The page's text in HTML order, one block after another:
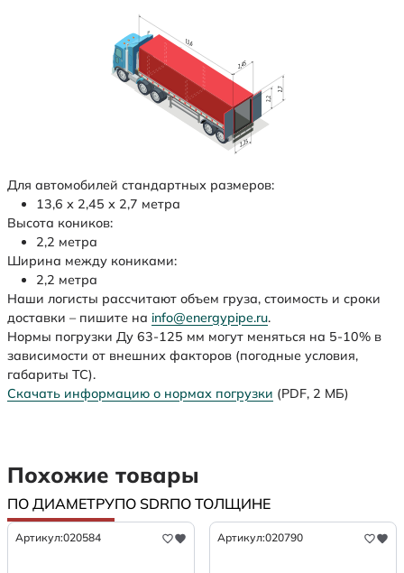
Для автомобилей стандартных размеров:
13,6 х 2,45 х 2,7 метра
Высота коников:
2,2 метра
Ширина между кониками:
2,2 метра
Наши логисты рассчитают объем груза, стоимость и сроки
доставки – пишите на info@energypipe.ru.
Нормы погрузки Ду 63-125 мм могут меняться на 5-10% в
зависимости от внешних факторов (погодные условия,
габариты ТС).
Скачать информацию о нормах погрузки (PDF, 2 МБ)
Похожие товары
ПО ДИАМЕТРУПО SDRПО ТОЛЩИНЕ
Артикул:020584 Артикул:020790